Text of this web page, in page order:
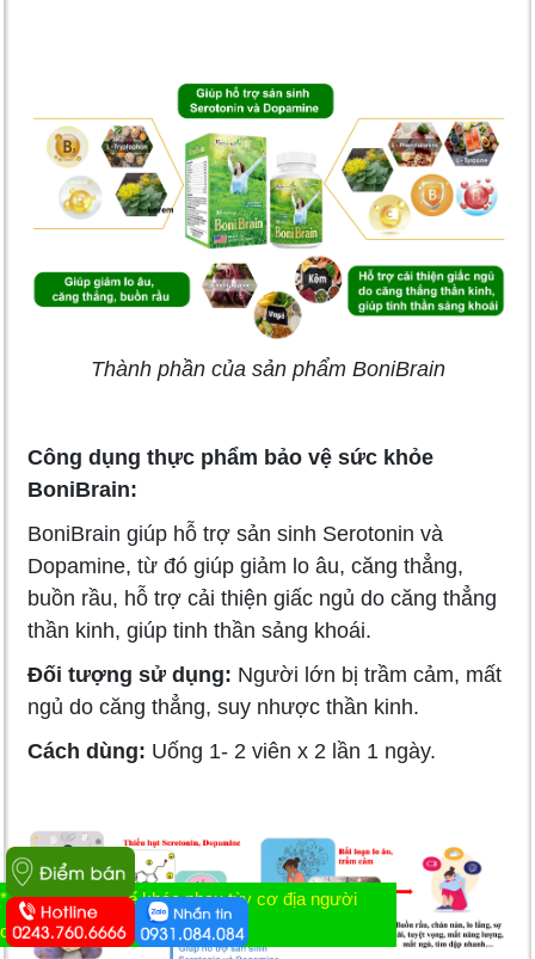
Thành phần của sản phẩm BoniBrain
Công dụng thực phẩm bảo vệ sức khỏe
BoniBrain:
BoniBrain giúp hỗ trợ sản sinh Serotonin và
Dopamine, từ đó giúp giảm lo âu, căng thẳng,
buồn rầu, hỗ trợ cải thiện giấc ngủ do căng thẳng
thần kinh, giúp tinh thần sảng khoái.
Đối tượng sử dụng: Người lớn bị trầm cảm, mất
ngủ do căng thẳng, suy nhược thần kinh.
Cách dùng: Uống 1- 2 viên x 2 lần 1 ngày.
* Tác dụng có thể khác nhau tùy cơ địa người
dùng